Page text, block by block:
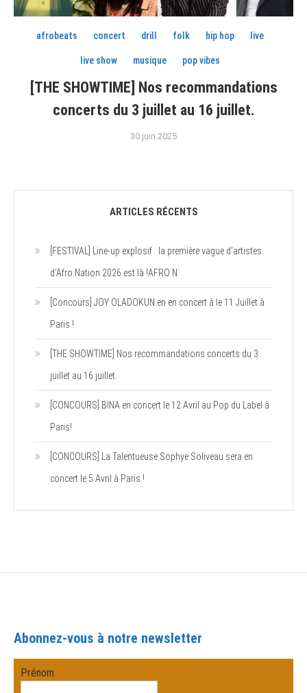
afrobeats concert drill folk hip hop live
live show musique pop vibes
[THE SHOWTIME] Nos recommandations
concerts du 3 juillet au 16 juillet.
30 juin 2025
ARTICLES RÉCENTS
[FESTIVAL] Line-up explosif : la première vague d’artistes
d’Afro Nation 2026 est là !AFRO N
[Concours] JOY OLADOKUN en en concert à le 11 Juillet à
Paris !
[THE SHOWTIME] Nos recommandations concerts du 3
juillet au 16 juillet.
[CONCOURS] BINA en concert le 12 Avril au Pop du Label à
Paris!
[CONCOURS] La Talentueuse Sophye Soliveau sera en
concert le 5 Avril à Paris !
Abonnez-vous à notre newsletter
Prénom